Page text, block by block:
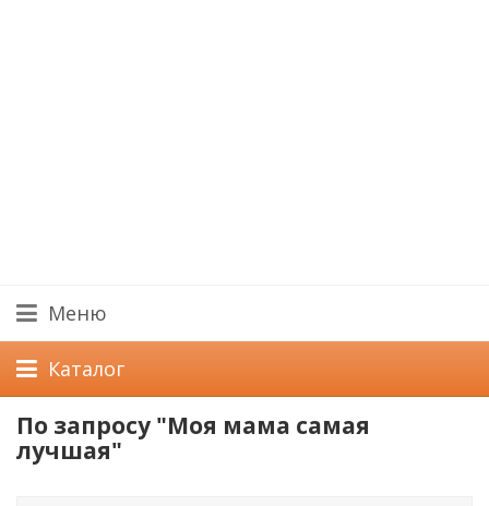
Меню
Каталог
По запросу "Моя мама самая
лучшая"